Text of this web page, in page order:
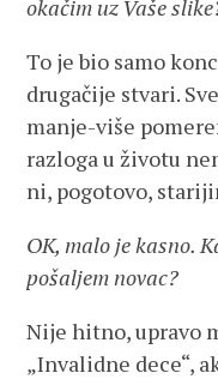
okačim uz Vaše
To je bio samo
drugačije stvari.
manje-više
razloga u životu
ni, pogotovo,
OK, malo je kasno.
pošaljem novac?
Nije hitno, upravo
„Invalidne dece“,